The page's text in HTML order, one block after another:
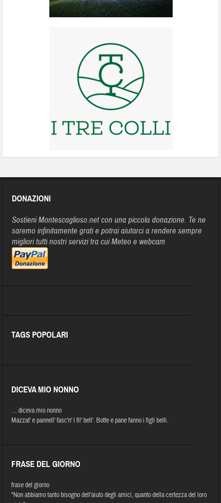
DONAZIONI
Sostieni Montescaglioso.net con una piccola donazione. Te ne
saremo infinitamente grati e potrai aiutarci a rendere sempre
migliori tutti nostri servizi tra cui Meteo e webcam
TAGS POPOLARI
DICEVA MIO NONNO
… diceva mio nonno
Mazzat' e pannell' fasc'n' l fil' bell'. Botte e pane fanno i figli belli.
FRASE DEL GIORNO
frase del giorno
"Non abbiamo tanto bisogno dell'aiuto degli amici, quanto della certezza del loro